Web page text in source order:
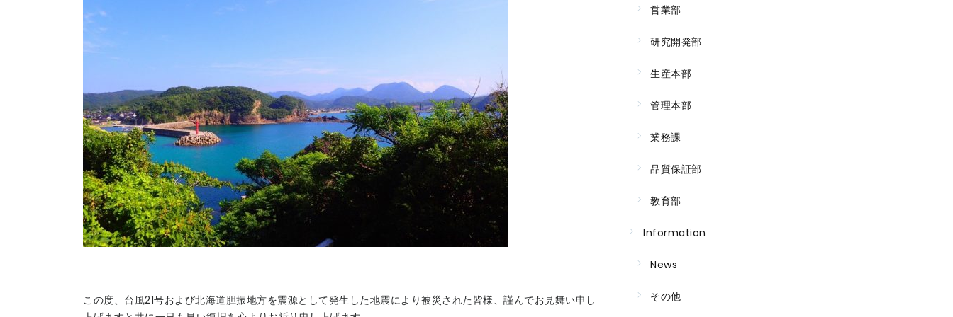
この度、台風21号および北海道胆振地方を震源として発生した地震により被災された皆様、謹んでお見舞い申し
営業部
研究開発部
生産本部
管理本部
業務課
品質保証部
教育部
Information
News
その他